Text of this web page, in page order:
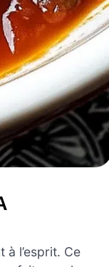
l’esprit. Ce